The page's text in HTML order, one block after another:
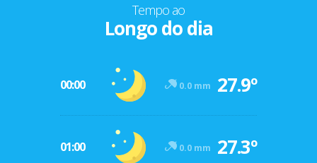
Tempo ao
Longo do dia
00:00 0.0 mm 27.9º
01:00 0.0 mm 27.3º